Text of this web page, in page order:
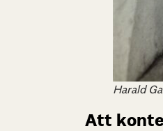
Harald
Att